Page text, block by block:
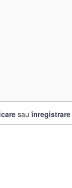
sauînregistrare